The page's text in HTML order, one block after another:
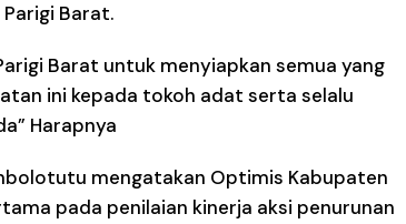
Barat.
Barat untuk menyiapkan semua yang
ini kepada tokoh adat serta selalu
Harapnya
mengatakan Optimis Kabupaten
pada penilaian kinerja aksi penurunan